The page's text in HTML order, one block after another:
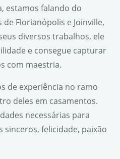
estamos falando do
Florianópolis e Joinville,
diversos trabalhos, ele
e consegue capturar
com maestria.
de experiência no ramo
deles em casamentos.
necessárias para
sinceros, felicidade, paixão